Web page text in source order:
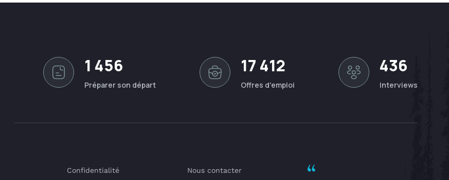
1 456
Préparer son départ
17 412
Offres d'emploi
436
Interviews
Confidentialité Nous contacter